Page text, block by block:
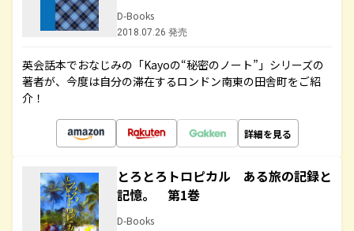
D-Books
2018.07.26 発売
英会話本でおなじみの「Kayoの“秘密のノート”」シリーズの
著者が、今度は自分の滞在するロンドン南東の田舎町をご紹
介！
詳細を見る
とろとろトロピカル ある旅の記録と
記憶。 第1巻
D-Books